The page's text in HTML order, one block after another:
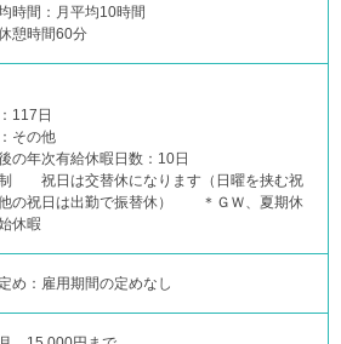
時間：月平均10時間
憩時間60分
117日
その他
の年次有給休暇日数：10日
制 祝日は交替休になります（日曜を挟む祝
他の祝日は出勤で振替休） ＊ＧＷ、夏期休
休暇
め：雇用期間の定めなし